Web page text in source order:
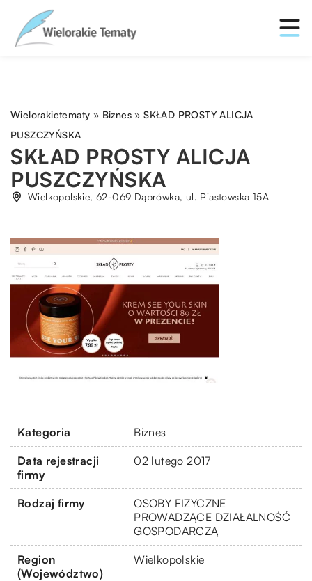
Wielorakietematy » Biznes »SKŁAD PROSTY ALICJA
PUSZCZYŃSKA
SKŁAD PROSTY ALICJA
PUSZCZYŃSKA
Wielkopolskie, 62-069 Dąbrówka, ul. Piastowska 15A
Kategoria Biznes
Data rejestracji
firmy
02 lutego 2017
Rodzaj firmy
OSOBY FIZYCZNE
PROWADZĄCE DZIAŁALNOŚĆ
GOSPODARCZĄ
Region
(Województwo)
Wielkopolskie